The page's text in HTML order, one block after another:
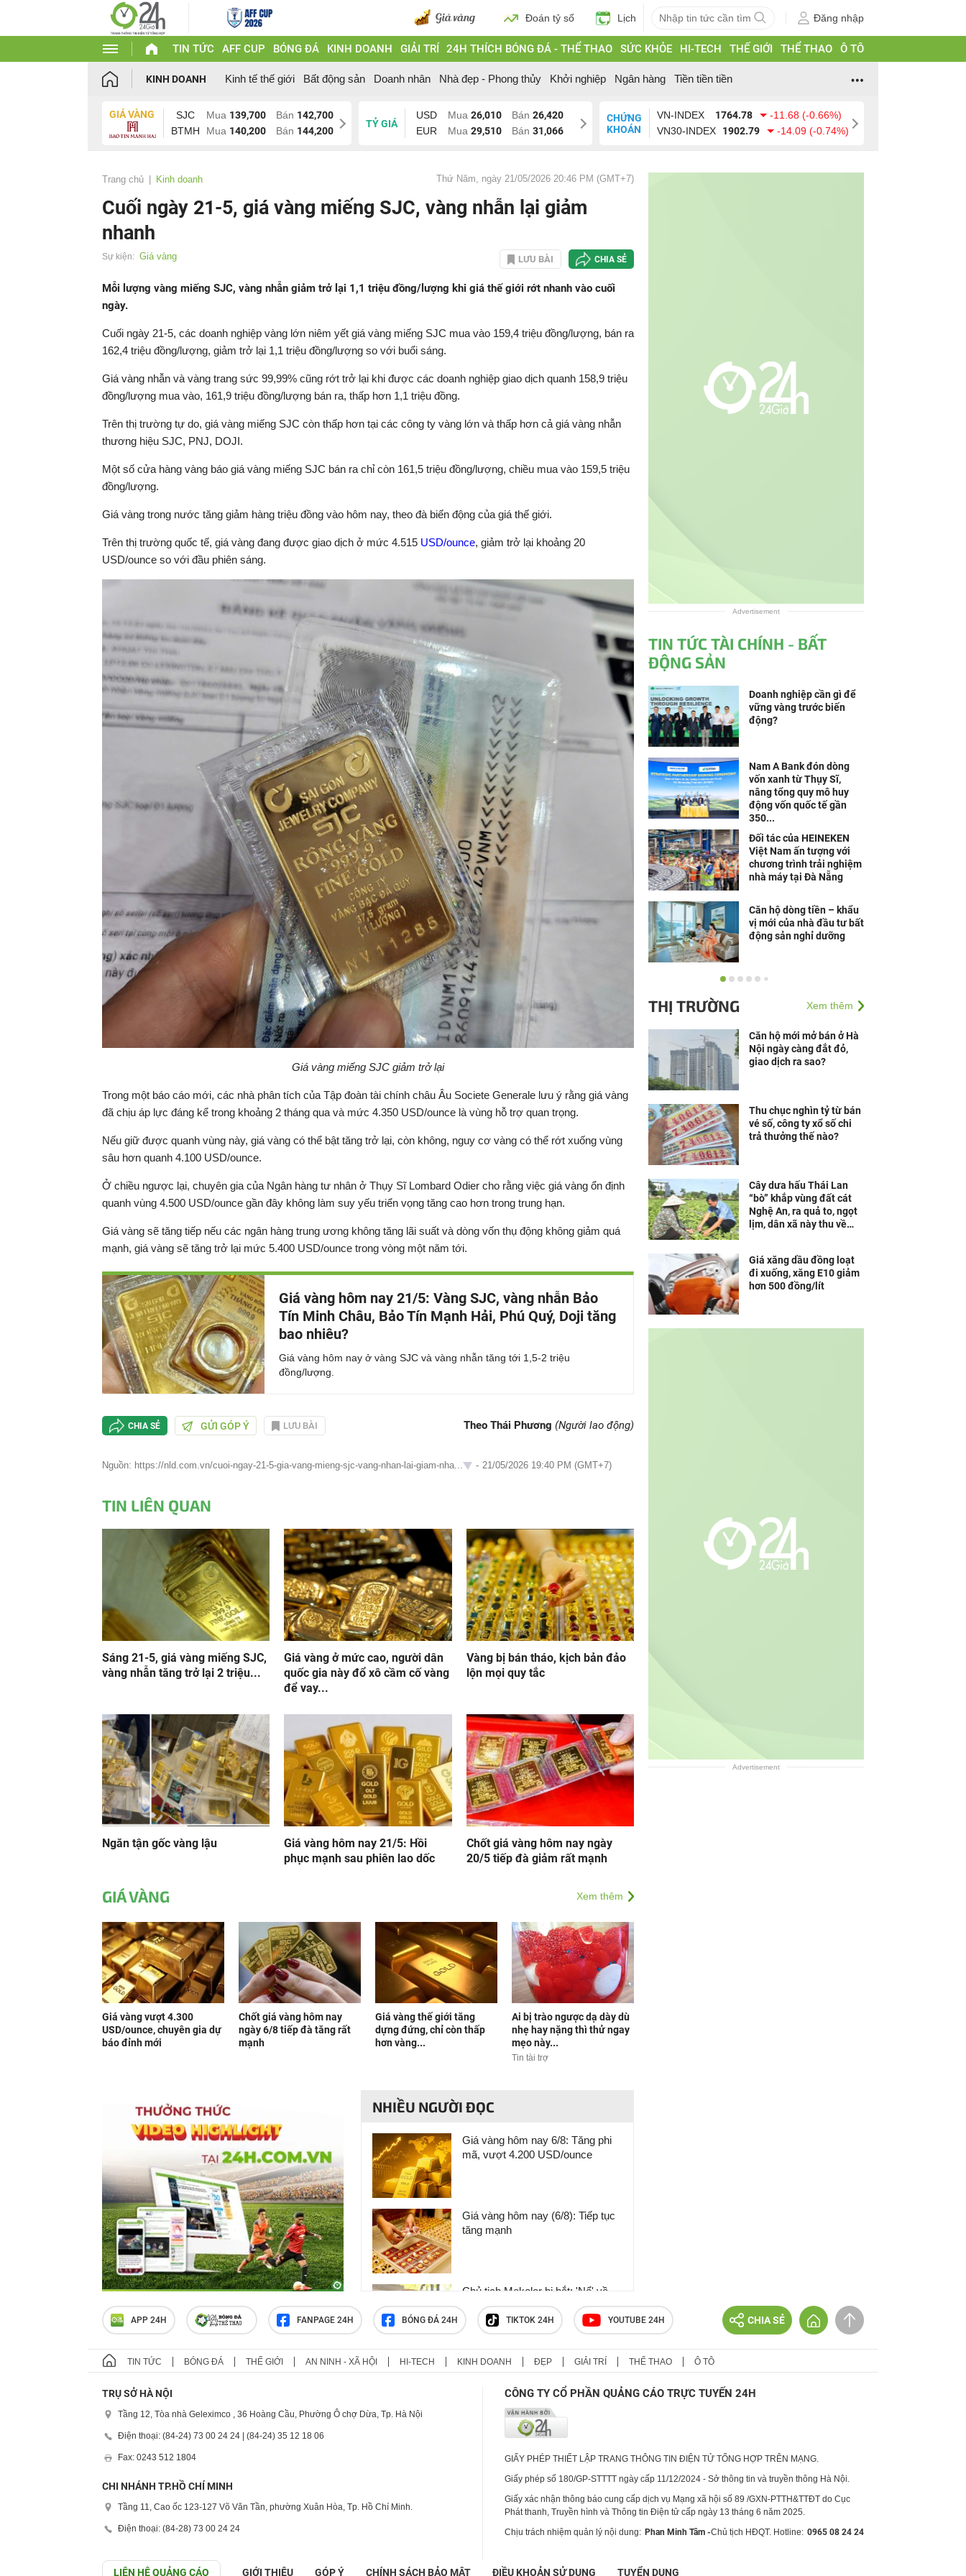
Đoán tỷ số Lịch Đăng nhập
TIN TỨC AFF CUP BÓNG ĐÁ KINH DOANH GIẢI TRÍ 24H THÍCH BÓNG ĐÁ - THỂ THAO SỨC KHỎE HI-TECH THẾ GIỚI THỂ THAO Ô TÔ
KINH DOANH Kinh tế thế giới Bất động sản Doanh nhân Nhà đẹp - Phong thủy Khởi nghiệp Ngân hàng Tiền tiền tiền
GIÁ VÀNG SJC Mua 139,700 Bán 142,700
BTMH
Mua 140,200 Bán 144,200
TỶ GIÁ
USD Mua 26,010 Bán 26,420
EUR
Mua 29,510 Bán 31,066
CHỨNG
KHOÁN
VN-INDEX 1764.78
-11.68 (-0.66%)
VN30-INDEX
1902.79 -14.09 (-0.74%)
Trang chủ Kinh doanh Thứ Năm, ngày 21/05/2026 20:46 PM (GMT+7)
Cuối ngày 21-5, giá vàng miếng SJC, vàng nhẫn lại giảm
nhanh
Sự kiện: Giá vàng LƯU BÀI CHIA SẺ
Mỗi lượng vàng miếng SJC, vàng nhẫn giảm trở lại 1,1 triệu đồng/lượng khi giá thế giới rớt nhanh vào cuối
ngày.
Cuối ngày 21-5, các doanh nghiệp vàng lớn niêm yết giá vàng miếng SJC mua vào 159,4 triệu đồng/lượng, bán ra
162,4 triệu đồng/lượng, giảm trở lại 1,1 triệu đồng/lượng so với buổi sáng.
Giá vàng nhẫn và vàng trang sức 99,99% cũng rớt trở lại khi được các doanh nghiệp giao dịch quanh 158,9 triệu
đồng/lượng mua vào, 161,9 triệu đồng/lượng bán ra, thấp hơn 1,1 triệu đồng.
Trên thị trường tự do, giá vàng miếng SJC còn thấp hơn tại các công ty vàng lớn và thấp hơn cả giá vàng nhẫn
thương hiệu SJC, PNJ, DOJI.
Một số cửa hàng vàng báo giá vàng miếng SJC bán ra chỉ còn 161,5 triệu đồng/lượng, chiều mua vào 159,5 triệu
đồng/lượng.
Giá vàng trong nước tăng giảm hàng triệu đồng vào hôm nay, theo đà biến động của giá thế giới.
Trên thị trường quốc tế, giá vàng đang được giao dịch ở mức 4.515 USD/ounce, giảm trở lại khoảng 20
USD/ounce so với đầu phiên sáng.
Giá vàng miếng SJC giảm trở lại
Trong một báo cáo mới, các nhà phân tích của Tập đoàn tài chính châu Âu Societe Generale lưu ý rằng giá vàng
đã chịu áp lực đáng kể trong khoảng 2 tháng qua và mức 4.350 USD/ounce là vùng hỗ trợ quan trọng.
Nếu giữ được quanh vùng này, giá vàng có thể bật tăng trở lại, còn không, nguy cơ vàng có thể rớt xuống vùng
sâu hơn quanh 4.100 USD/ounce.
Ở chiều ngược lại, chuyên gia của Ngân hàng tư nhân ở Thụy Sĩ Lombard Odier cho rằng việc giá vàng ổn định
quanh vùng 4.500 USD/ounce gần đây không làm suy yếu triển vọng tăng cao hơn trong trung hạn.
Giá vàng sẽ tăng tiếp nếu các ngân hàng trung ương không tăng lãi suất và dòng vốn thụ động không giảm quá
mạnh, giá vàng sẽ tăng trở lại mức 5.400 USD/ounce trong vòng một năm tới.
Giá vàng hôm nay 21/5: Vàng SJC, vàng nhẫn Bảo
Tín Minh Châu, Bảo Tín Mạnh Hải, Phú Quý, Doji tăng
bao nhiêu?
Giá vàng hôm nay ở vàng SJC và vàng nhẫn tăng tới 1,5-2 triệu
đồng/lượng.
CHIA SẺ GỬI GÓP Ý LƯU BÀI Theo Thái Phương (Người lao động)
Nguồn: https://nld.com.vn/cuoi-ngay-21-5-gia-vang-mieng-sjc-vang-nhan-lai-giam-nha... - 21/05/2026 19:40 PM (GMT+7)
TIN LIÊN QUAN
Sáng 21-5, giá vàng miếng SJC,
vàng nhẫn tăng trở lại 2 triệu...
Giá vàng ở mức cao, người dân
quốc gia này đổ xô cầm cố vàng
để vay...
Vàng bị bán tháo, kịch bản đảo
lộn mọi quy tắc
Ngăn tận gốc vàng lậu
Giá vàng hôm nay 21/5: Hồi
phục mạnh sau phiên lao dốc
Chốt giá vàng hôm nay ngày
20/5 tiếp đà giảm rất mạnh
GIÁ VÀNG Xem thêm
Giá vàng vượt 4.300
USD/ounce, chuyên gia dự
báo đỉnh mới
Chốt giá vàng hôm nay
ngày 6/8 tiếp đà tăng rất
mạnh
Giá vàng thế giới tăng
dựng đứng, chỉ còn thấp
hơn vàng...
Ai bị trào ngược dạ dày dù
nhẹ hay nặng thì thử ngay
mẹo này...
Tin tài trợ
NHIỀU NGƯỜI ĐỌC
Giá vàng hôm nay 6/8: Tăng phi
mã, vượt 4.200 USD/ounce
Giá vàng hôm nay (6/8): Tiếp tục
tăng mạnh
Chủ tịch Mekolor bị bắt: 'Nổ' về
100 tỷ USD làm đường sắt, thừa
nhận 'chém gió dễ vướng lao lý
Giá vàng thế giới tăng dựng đứng,
5 triệu đồng/lượng
Advertisement
TIN TỨC TÀI CHÍNH - BẤT
ĐỘNG SẢN
Doanh nghiệp cần gì để
vững vàng trước biến
động?
Nam A Bank đón dòng
vốn xanh từ Thụy Sĩ,
nâng tổng quy mô huy
động vốn quốc tế gần
350...
Đối tác của HEINEKEN
Việt Nam ấn tượng với
chương trình trải nghiệm
nhà máy tại Đà Nẵng
Căn hộ dòng tiền – khẩu
vị mới của nhà đầu tư bất
động sản nghỉ dưỡng
Công nghệ AI từ OPES
Insurance Summit 2026
Khám phá căn hộ mẫu,
trải nghiệm không gian
THỊ TRƯỜNG Xem thêm
Căn hộ mới mở bán ở Hà
Nội ngày càng đắt đỏ,
giao dịch ra sao?
Thu chục nghìn tỷ từ bán
vé số, công ty xổ số chi
trả thưởng thế nào?
Cây dưa hấu Thái Lan
“bò” khắp vùng đất cát
Nghệ An, ra quả to, ngọt
lịm, dân xã này thu về
Giá xăng dầu đồng loạt
đi xuống, xăng E10 giảm
hơn 500 đồng/lít
Advertisement
APP 24H FANPAGE 24H BÓNG ĐÁ 24H TIKTOK 24H YOUTUBE 24H CHIA SẺ
TIN TỨC BÓNG ĐÁ THẾ GIỚI AN NINH - XÃ HỘI HI-TECH KINH DOANH ĐẸP GIẢI TRÍ THỂ THAO Ô TÔ
TRỤ SỞ HÀ NỘI
Tầng 12, Tòa nhà Geleximco , 36 Hoàng Cầu, Phường Ô chợ Dừa, Tp. Hà Nội
Điện thoại: (84-24) 73 00 24 24 | (84-24) 35 12 18 06
Fax: 0243 512 1804
CHI NHÁNH TP.HỒ CHÍ MINH
Tầng 11, Cao ốc 123-127 Võ Văn Tần, phường Xuân Hòa, Tp. Hồ Chí Minh.
Điện thoại: (84-28) 73 00 24 24
CÔNG TY CỔ PHẦN QUẢNG CÁO TRỰC TUYẾN 24H
GIẤY PHÉP THIẾT LẬP TRANG THÔNG TIN ĐIỆN TỬ TỔNG HỢP TRÊN MẠNG.
Giấy phép số 180/GP-STTTT ngày cấp 11/12/2024 - Sở thông tin và truyền thông Hà Nội.
Giấy xác nhận thông báo cung cấp dịch vụ Mạng xã hội số 89 /GXN-PTTH&TTĐT do Cục
Phát thanh, Truyền hình và Thông tin Điện tử cấp ngày 13 tháng 6 năm 2025.
Chịu trách nhiệm quản lý nội dung: Phan Minh Tâm -Chủ tịch HĐQT. Hotline: 0965 08 24 24
LIÊN HỆ QUẢNG CÁO GIỚI THIỆU GÓP Ý CHÍNH SÁCH BẢO MẬT ĐIỀU KHOẢN SỬ DỤNG TUYỂN DỤNG